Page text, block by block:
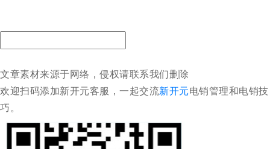
文章素材来源于网络，侵权请联系我们删除
欢迎扫码添加新开元客服，一起交流新开元电销管理和电销技
巧。